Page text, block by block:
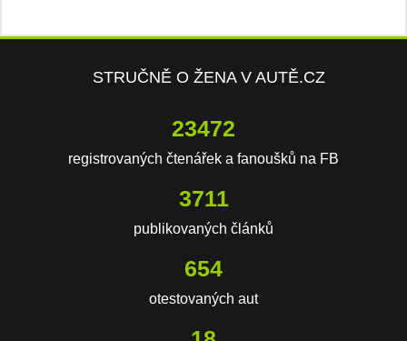
STRUČNĚ O ŽENA V AUTĚ.CZ
23472
registrovaných čtenářek a fanoušků na FB
3711
publikovaných článků
654
otestovaných aut